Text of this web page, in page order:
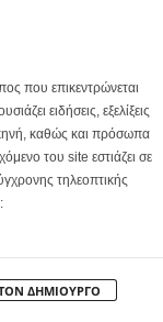
που επικεντρώνεται
ειδήσεις, εξελίξεις
καθώς και πρόσωπα
του site εστιάζει σε
τηλεοπτικής
ΔΗΜΙΟΥΡΓΟ